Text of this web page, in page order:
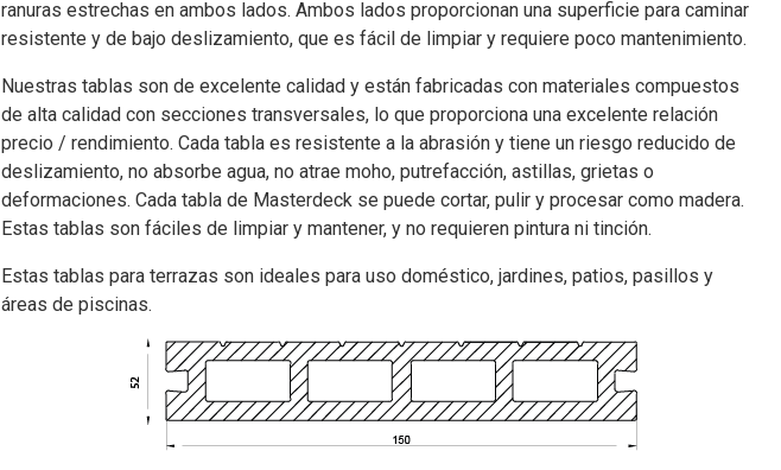
ranuras estrechas en ambos lados. Ambos lados proporcionan una superficie para caminar
resistente y de bajo deslizamiento, que es fácil de limpiar y requiere poco mantenimiento.
Nuestras tablas son de excelente calidad y están fabricadas con materiales compuestos
de alta calidad con secciones transversales, lo que proporciona una excelente relación
precio / rendimiento. Cada tabla es resistente a la abrasión y tiene un riesgo reducido de
deslizamiento, no absorbe agua, no atrae moho, putrefacción, astillas, grietas o
deformaciones. Cada tabla de Masterdeck se puede cortar, pulir y procesar como madera.
Estas tablas son fáciles de limpiar y mantener, y no requieren pintura ni tinción.
Estas tablas para terrazas son ideales para uso doméstico, jardines, patios, pasillos y
áreas de piscinas.